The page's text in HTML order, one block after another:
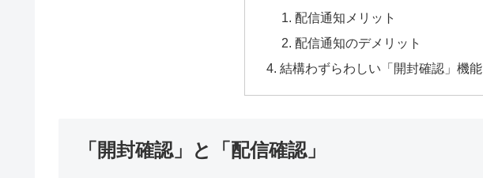
配信通知メリット
配信通知のデメリット
結構わずらわしい「開封確認」機能
「開封確認」と「配信確認」